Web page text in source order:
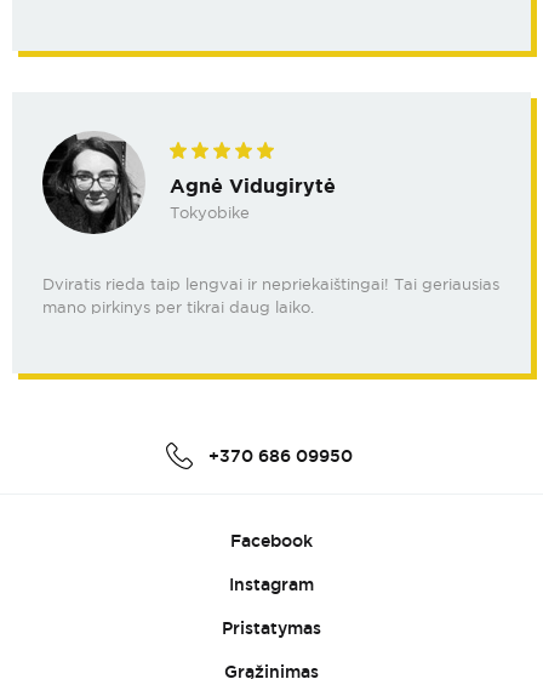
Agnė Vidugirytė
Tokyobike
Dviratis rieda taip lengvai ir nepriekaištingai! Tai geriausias
mano pirkinys per tikrai daug laiko.
+370 686 09950
Facebook
Instagram
Pristatymas
Grąžinimas